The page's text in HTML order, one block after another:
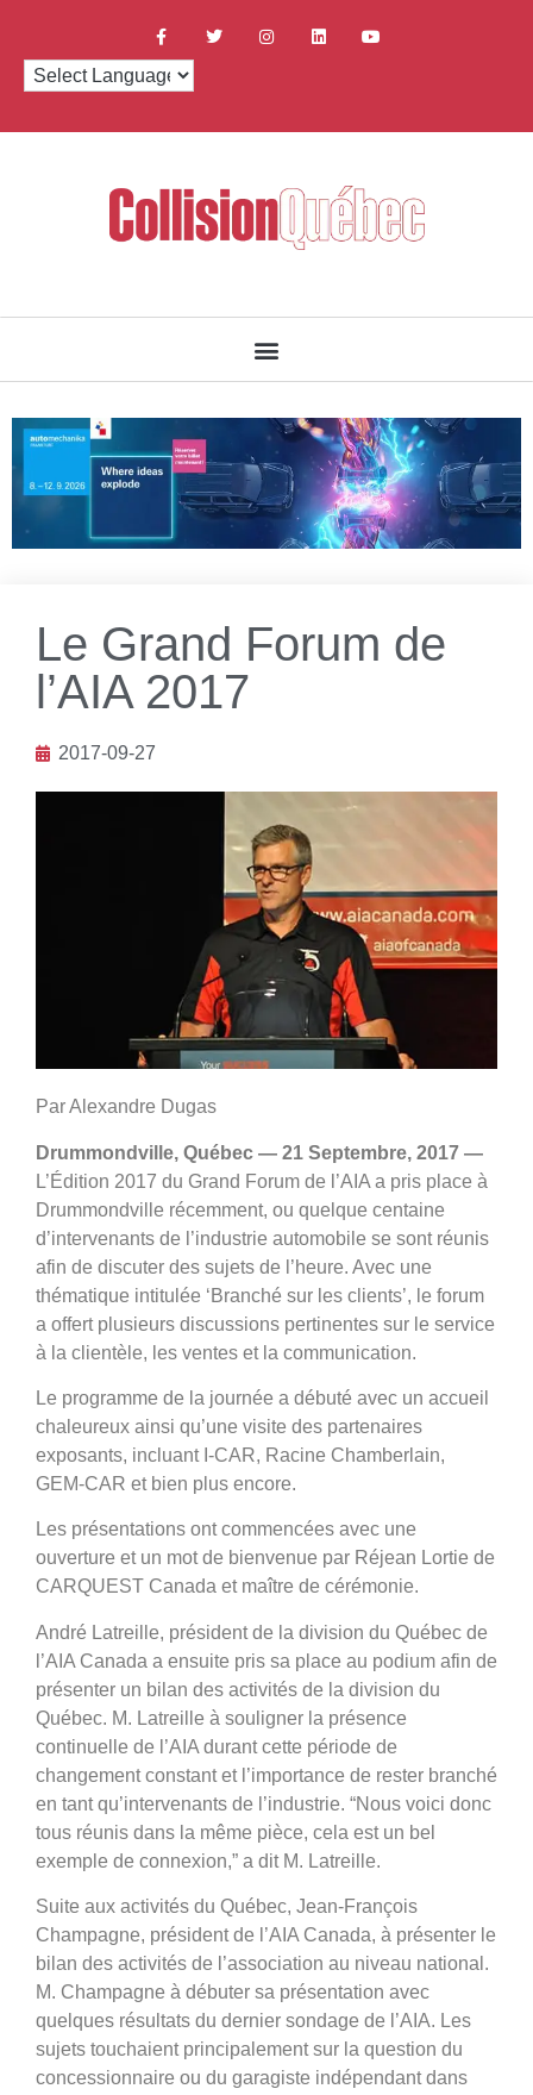
Le Grand Forum de
l’AIA 2017
2017-09-27
Par Alexandre Dugas
Drummondville, Québec — 21 Septembre, 2017 —
L’Édition 2017 du Grand Forum de l’AIA a pris place à
Drummondville récemment, ou quelque centaine
d’intervenants de l’industrie automobile se sont réunis
afin de discuter des sujets de l’heure. Avec une
thématique intitulée ‘Branché sur les clients’, le forum
a offert plusieurs discussions pertinentes sur le service
à la clientèle, les ventes et la communication.
Le programme de la journée a débuté avec un accueil
chaleureux ainsi qu’une visite des partenaires
exposants, incluant I-CAR, Racine Chamberlain,
GEM-CAR et bien plus encore.
Les présentations ont commencées avec une
ouverture et un mot de bienvenue par Réjean Lortie de
CARQUEST Canada et maître de cérémonie.
André Latreille, président de la division du Québec de
l’AIA Canada a ensuite pris sa place au podium afin de
présenter un bilan des activités de la division du
Québec. M. Latreille à souligner la présence
continuelle de l’AIA durant cette période de
changement constant et l’importance de rester branché
en tant qu’intervenants de l’industrie. “Nous voici donc
tous réunis dans la même pièce, cela est un bel
exemple de connexion,” a dit M. Latreille.
Suite aux activités du Québec, Jean-François
Champagne, président de l’AIA Canada, à présenter le
bilan des activités de l’association au niveau national.
M. Champagne à débuter sa présentation avec
quelques résultats du dernier sondage de l’AIA. Les
sujets touchaient principalement sur la question du
concessionnaire ou du garagiste indépendant dans